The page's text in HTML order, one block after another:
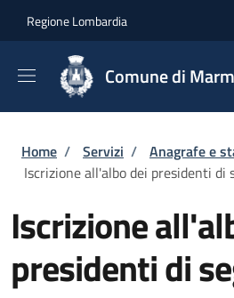
Regione Lombardia
Comune di
Briciole di pane
Home / Servizi / Anagrafe e
Iscrizione all'albo dei presidenti di
Iscrizione
presidenti di